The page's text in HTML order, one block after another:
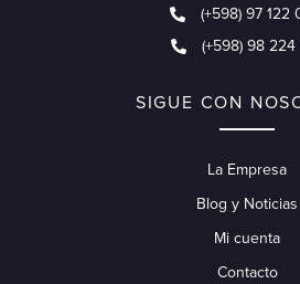
(+598) 97 122
(+598) 98 224
SIGUE CON
La Empresa
Blog y Noticias
Mi cuenta
Contacto